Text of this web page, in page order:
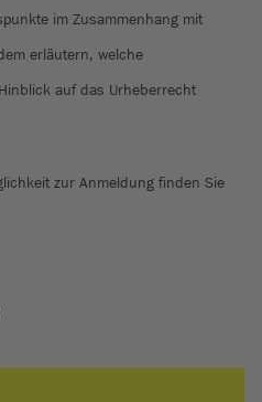
im Zusammenhang mit
erläutern, welche
auf das Urheberrecht
zur Anmeldung finden Sie